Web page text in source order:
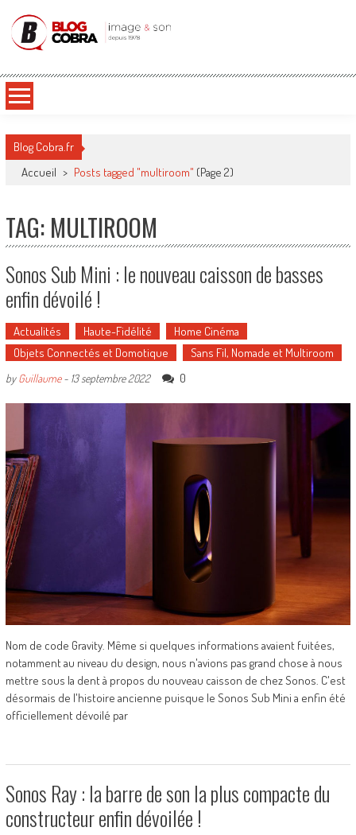
Blog Cobra
Blog Cobra.fr
Accueil > Posts tagged "multiroom" (Page 2)
TAG: MULTIROOM
Sonos Sub Mini : le nouveau caisson de basses
enfin dévoilé !
Actualités Haute-Fidélité
Home Cinéma
Objets Connectés et Domotique
Sans Fil, Nomade et Multiroom
byGuillaume- 13 septembre 2022 0
Nom de code Gravity. Même si quelques informations avaient fuitées,
notamment au niveau du design, nous n'avions pas grand chose à nous
mettre sous la dent à propos du nouveau caisson de chez Sonos. C'est
désormais de l'histoire ancienne puisque le Sonos Sub Mini a enfin été
officiellement dévoilé par
Sonos Ray : la barre de son la plus compacte du
constructeur enfin dévoilée !